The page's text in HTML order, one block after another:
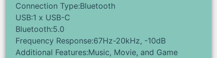
Connection Type:Bluetooth
USB:1 x USB-C
Bluetooth:5.0
Frequency Response:67Hz-20kHz, -10dB
Additional Features:Music, Movie, and Game